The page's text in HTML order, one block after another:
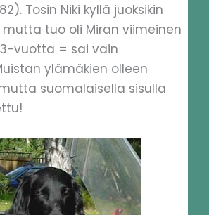
Tosin Niki kyllä juoksikin
tuo oli Miran viimeinen
vuotta = sai vain
ylämäkien olleen
suomalaisella sisulla